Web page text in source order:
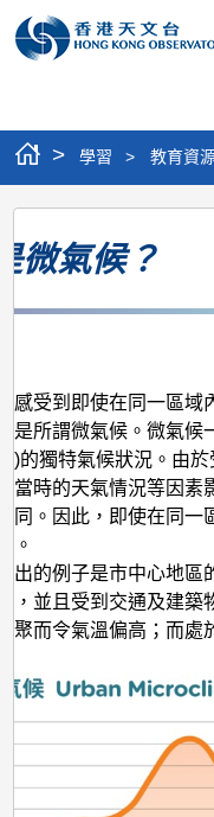
> 學習 > 教育資
甚
麼
候？
微氣候？
感受到即使在同一區域
是所謂微氣候。微氣候
)的獨特氣候狀況。由
當時的天氣情況等因素
同。因此，即使在同一
。
出的例子是市中心地區
，並且受到交通及建築
聚而令氣溫偏高；而處